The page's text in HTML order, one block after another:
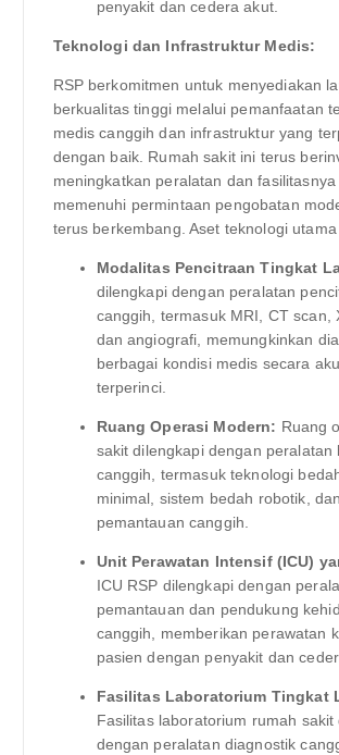
penyakit dan cedera akut.
Teknologi dan Infrastruktur Medis:
RSP berkomitmen untuk menyediakan
berkualitas tinggi melalui pemanfaatan
medis canggih dan infrastruktur yang
dengan baik. Rumah sakit ini terus
meningkatkan peralatan dan
memenuhi permintaan pengobatan
terus berkembang. Aset teknologi
Modalitas Pencitraan Tingkat
dilengkapi dengan peralatan
canggih, termasuk MRI, CT scan,
dan angiografi, memungkinkan
berbagai kondisi medis secara
terperinci.
Ruang Operasi Modern: Ruang
sakit dilengkapi dengan peralatan
canggih, termasuk teknologi
minimal, sistem bedah robotik,
pemantauan canggih.
Unit Perawatan Intensif (ICU)
ICU RSP dilengkapi dengan
pemantauan dan pendukung
canggih, memberikan perawatan
pasien dengan penyakit dan
Fasilitas Laboratorium Tingkat
Fasilitas laboratorium rumah sakit
dengan peralatan diagnostik